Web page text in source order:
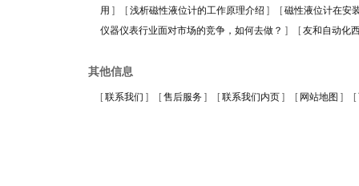
用 ] [浅析磁性液位计的工作原理介绍 ] [磁性液位计在安
仪器仪表行业面对市场的竞争，如何去做？ ] [友和自动化
其他信息
[联系我们 ] [售后服务 ] [联系我们内页 ] [ 网站地图 ] [